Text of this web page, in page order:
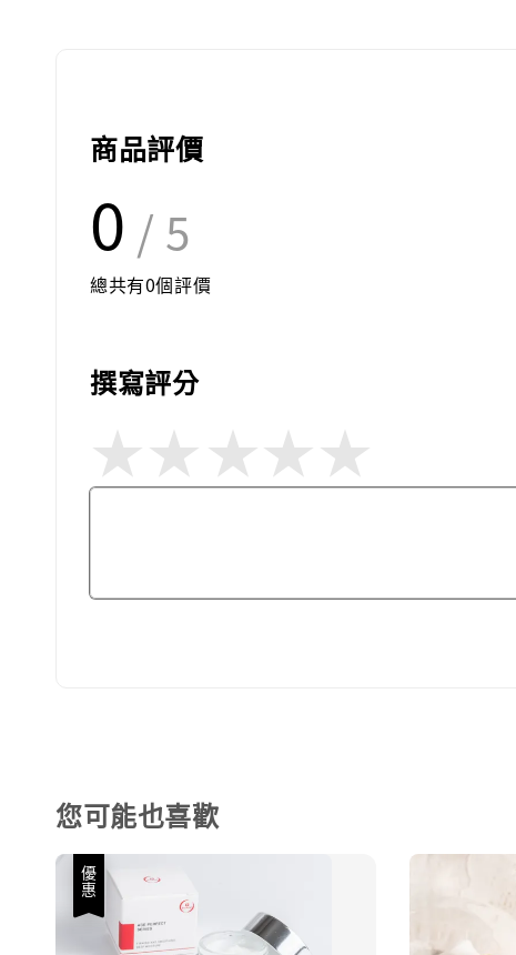
商品評價
0 / 5
總共有0個評價
撰寫評分
您可能也喜歡
優惠